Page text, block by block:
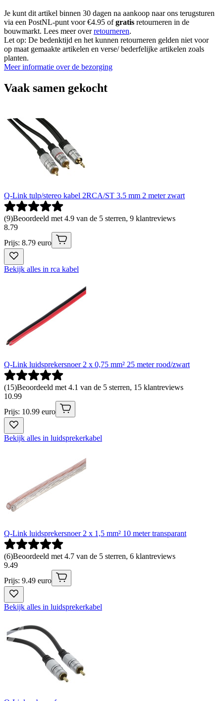
Je kunt dit artikel binnen 30 dagen na aankoop naar ons terugsturen
via een PostNL-punt voor €4.95 ofgratis retourneren in de
bouwmarkt. Lees meer overretourneren.
Let op: De bedenktijd en het kunnen retourneren gelden niet voor
op maat gemaakte artikelen en verse/ bederfelijke artikelen zoals
planten.
Meer informatie over de bezorging
Vaak samen gekocht
Q-Link tulp/stereo kabel 2RCA/ST 3.5 mm 2 meter zwart
(9)Beoordeeld met 4.9 van de 5 sterren, 9 klantreviews
8.79
Prijs: 8.79 euro
Bekijk alles in rca kabel
Q-Link luidsprekersnoer 2 x 0,75 mm² 25 meter rood/zwart
(15)Beoordeeld met 4.1 van de 5 sterren, 15 klantreviews
10.99
Prijs: 10.99 euro
Bekijk alles in luidsprekerkabel
Q-Link luidsprekersnoer 2 x 1,5 mm² 10 meter transparant
(6)Beoordeeld met 4.7 van de 5 sterren, 6 klantreviews
9.49
Prijs: 9.49 euro
Bekijk alles in luidsprekerkabel